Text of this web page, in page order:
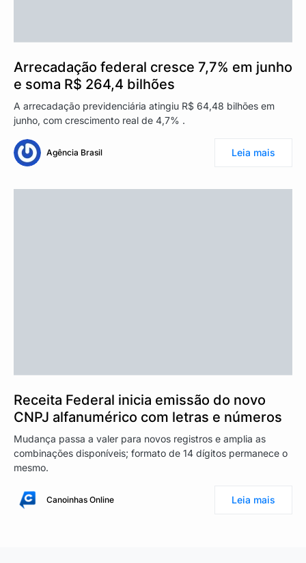
Arrecadação federal cresce 7,7% em junho
e soma R$ 264,4 bilhões
A arrecadação previdenciária atingiu R$ 64,48 bilhões em
junho, com crescimento real de 4,7% .
Agência Brasil Leia mais
Receita Federal inicia emissão do novo
CNPJ alfanumérico com letras e números
Mudança passa a valer para novos registros e amplia as
combinações disponíveis; formato de 14 dígitos permanece o
mesmo.
Canoinhas Online Leia mais